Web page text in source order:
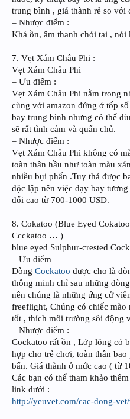
trung bình , giá thành rẻ so với
– Nhược điểm :
Khá ồn, âm thanh chói tai , nói
7. Vẹt Xám Châu Phi :
Vẹt Xám Châu Phi
– Ưu điểm :
Vẹt Xám Châu Phi nằm trong
cùng với amazon đứng ở tốp
bay trung bình nhưng có thể
sẽ rất tình cảm và quấn chủ.
– Nhược điểm :
Vẹt Xám Châu Phi không có
toàn thân hầu như toàn màu
nhiều bụi phấn .Tuy thả được
độc lập nên việc dạy bay
đối cao từ 700-1000 USD.
8. Cokatoo (Blue Eyed
Ccckatoo … )
blue eyed Sulphur-crested
– Ưu điểm
Dòng Cockatoo được cho là
thông minh chỉ sau những
nên chúng là những ứng cử
freeflight, Chúng có chiếc mào
tốt , thích môi trường sôi động
– Nhược điểm :
Cockatoo rất ồn , Lớp lông có
hợp cho trẻ chơi, toàn thân
bẩn. Giá thành ở mức cao ( từ
Các bạn có thể tham khảo
link dưới :
http://yeuvet.com/cac-dong-